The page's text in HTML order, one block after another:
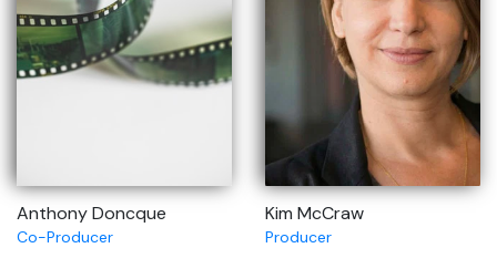
Anthony Doncque
Co-Producer
Kim McCraw
Producer